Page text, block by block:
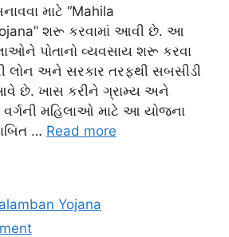
માટે “Mahila
શરૂ કરવામાં આવી છે. આ
પોતાનો વ્યવસાય શરૂ કરવા
લોન અને સરકાર તરફથી સબસીડી
છે. ખાસ કરીને ગ્રામ્ય અને
વર્ગની મહિલાઓ માટે આ યોજના
… Read more
Yojana